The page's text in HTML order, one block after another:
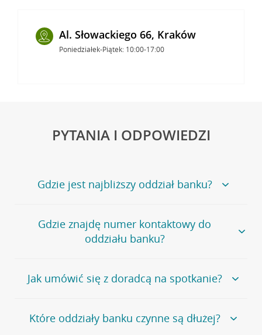
Al. Słowackiego 66, Kraków
Poniedziałek-Piątek: 10:00-17:00
PYTANIA I ODPOWIEDZI
Gdzie jest najbliższy oddział banku?
Jeśli szukasz oddziału naszego banku, zapraszamy na
stronęPlacówki i bankomaty, na której znajduje się
wygodna wyszukiwarka.
oddziałów
Gdzie znajdę numer kontaktowy do
oddziału banku?
Bank Credit Agricole nie udostępnia ogólnego numeru
telefonu do placówki bankowej.
umówienia się z doradcą w placówce bankowej .
Jak umówić się z doradcą na spotkanie?
Jeśli jesteś już naszym
klientemmożeszsamodzielnieumówić się na spotkanie z
Które oddziały banku czynne są dłużej?